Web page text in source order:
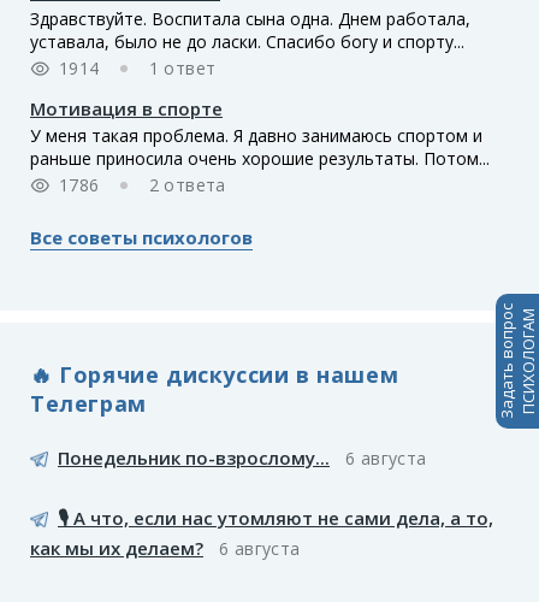
Здравствуйте. Воспитала сына одна. Днем работала,
уставала, было не до ласки. Спасибо богу и спорту...
1914
1 ответ
Мотивация в спорте
У меня такая проблема. Я давно занимаюсь спортом и
раньше приносила очень хорошие результаты. Потом...
1786
2 ответа
Все советы психологов
🔥 Горячие дискуссии в нашем
Телеграм
Понедельник по-взрослому... 6 августа
🎙️ А что, если нас утомляют не сами дела, а то,
как мы их делаем?
6 августа
Задать вопросПСИХОЛОГАМ